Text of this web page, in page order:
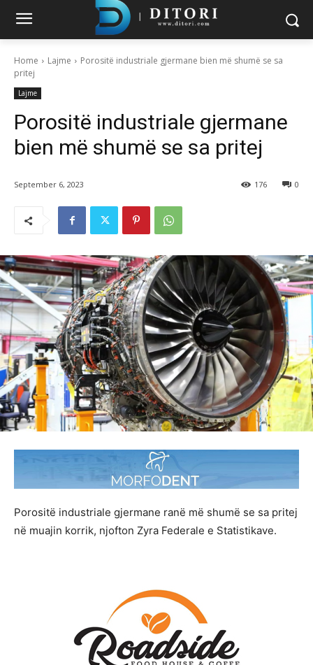
Home Lajme
Porositë industriale gjermane bien më shumë se sa
pritej
Lajme
Porositë industriale gjermane
bien më shumë se sa pritej
September 6, 2023 0
176
Porositë industriale gjermane ranë më shumë se sa pritej
në muajin korrik, njofton Zyra Federale e Statistikave.